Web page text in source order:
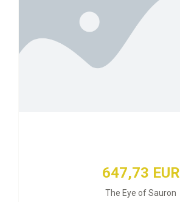
647,73 EUR
The Eye of Sauron